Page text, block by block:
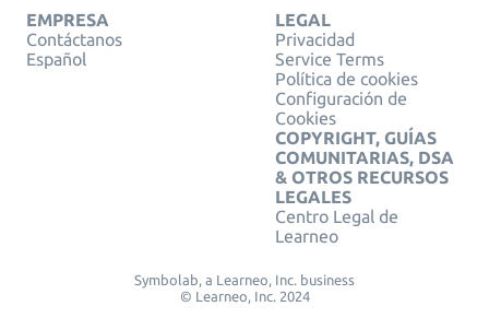
EMPRESA
Contáctanos
Español
LEGAL
Privacidad
Service Terms
Política de cookies
Configuración de
Cookies
COPYRIGHT, GUÍAS
COMUNITARIAS, DSA
& OTROS RECURSOS
LEGALES
Centro Legal de
Learneo
Symbolab, a Learneo, Inc. business
© Learneo, Inc. 2024